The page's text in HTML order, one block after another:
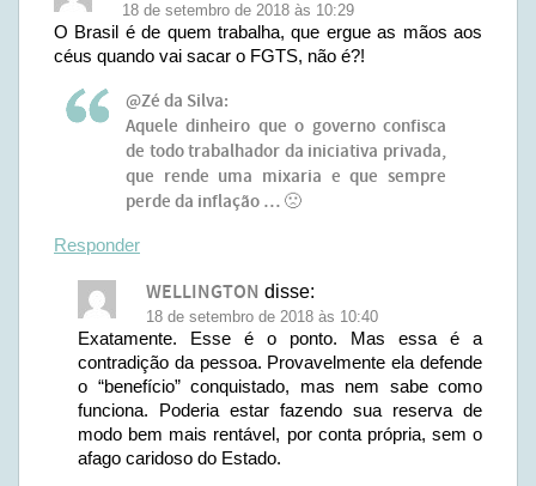
18 de setembro de 2018 às 10:29
O Brasil é de quem trabalha, que ergue as mãos aos
céus quando vai sacar o FGTS, não é?!
@Zé da Silva:
Aquele dinheiro que o governo confisca
de todo trabalhador da iniciativa privada,
que rende uma mixaria e que sempre
perde da inflação … 🙁
Responder
WELLINGTON disse:
18 de setembro de 2018 às 10:40
Exatamente. Esse é o ponto. Mas essa é a
contradição da pessoa. Provavelmente ela defende
o “benefício” conquistado, mas nem sabe como
funciona. Poderia estar fazendo sua reserva de
modo bem mais rentável, por conta própria, sem o
afago caridoso do Estado.